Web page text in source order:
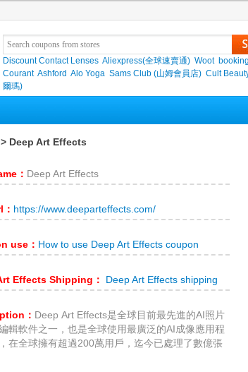
Discount Contact Lenses Aliexpress(全球速賣通) Woot
Courant Ashford Alo Yoga Sams Club (山姆會員店) Cult
爾瑪)
> Deep Art Effects
： Deep Art Effects
https://www.deeparteffects.com/
use： How to use Deep Art Effects coupon
Effects Shipping： Deep Art Effects shipping
： Deep Art Effects是全球目前最先進的AI照片
輯軟件之一，也是全球使用最廣泛的AI成像應用程
在全球擁有超過200萬用戶，迄今已處理了數億張